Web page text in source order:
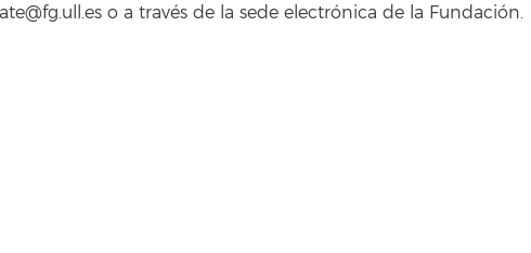
o a través de la sede electrónica de la Fundación.